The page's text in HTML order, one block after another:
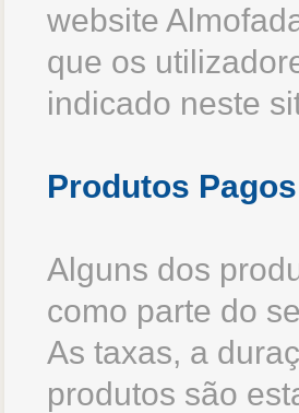
website
que os
indicado neste
Produtos Pagos
Alguns dos
como parte do
As taxas, a
produtos são